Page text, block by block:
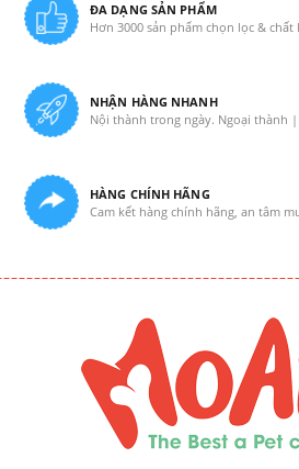
ĐA DẠNG SẢN PHẨM
Hơn 3000 sản phẩm chọn lọc & chất
NHẬN HÀNG NHANH
Nội thành trong ngày. Ngoại thành
HÀNG CHÍNH HÃNG
Cam kết hàng chính hãng, an tâm